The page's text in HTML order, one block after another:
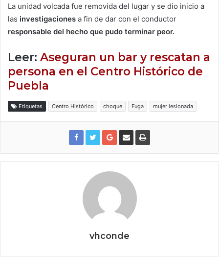
La unidad volcada fue removida del lugar y se dio inicio a
las investigaciones a fin de dar con el conductor
responsable del hecho que pudo terminar peor.
Leer: Aseguran un bar y rescatan a
persona en el Centro Histórico de
Puebla
Etiquetas Centro Histórico choque Fuga mujer lesionada
vhconde